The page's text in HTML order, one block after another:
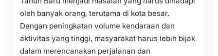
oleh banyak orang, terutama di kota besar.
Dengan peningkatan volume kendaraan dan
aktivitas yang tinggi, masyarakat harus lebih bijak
dalam merencanakan perjalanan dan